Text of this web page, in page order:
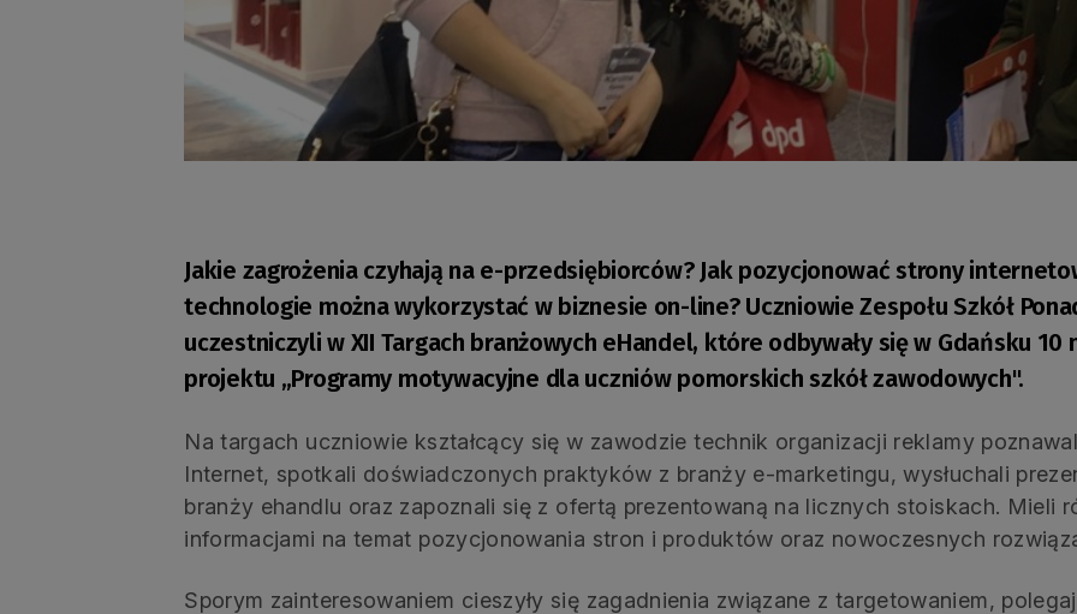
Jakie zagrożenia czyhają na e-przedsiębiorców? Jak pozycjonować strony
technologie można wykorzystać w biznesie on-line? Uczniowie Zespołu Szkół
uczestniczyli w XII Targach branżowych eHandel, które odbywały się w Gdańsku 10
projektu „Programy motywacyjne dla uczniów pomorskich szkół zawodowych".
Na targach uczniowie kształcący się w zawodzie technik organizacji reklamy
Internet, spotkali doświadczonych praktyków z branży e-marketingu, wysłuchali
branży ehandlu oraz zapoznali się z ofertą prezentowaną na licznych stoiskach. Mieli
informacjami na temat pozycjonowania stron i produktów oraz nowoczesnych
Sporym zainteresowaniem cieszyły się zagadnienia związane z targetowaniem,